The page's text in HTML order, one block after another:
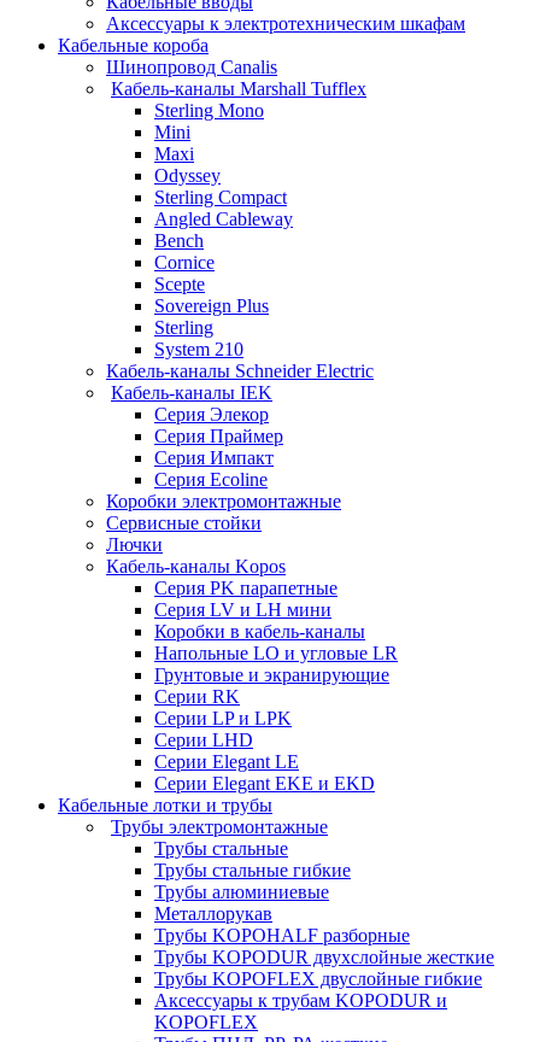
Аксессуары к электротехническим шкафам
Кабельные короба
Шинопровод Canalis
Кабель-каналы Marshall Tufflex
Sterling Mono
Mini
Maxi
Odyssey
Sterling Compact
Angled Cableway
Bench
Cornice
Scepte
Sovereign Plus
Sterling
System 210
Кабель-каналы Schneider Electric
Кабель-каналы IEK
Серия Элекор
Серия Праймер
Серия Импакт
Серия Ecoline
Коробки электромонтажные
Сервисные стойки
Лючки
Кабель-каналы Kopos
Серия PK парапетные
Серия LV и LH мини
Коробки в кабель-каналы
Напольные LO и угловые LR
Грунтовые и экранирующие
Серии RK
Серии LP и LPK
Серии LHD
Серии Elegant LE
Серии Elegant EKE и EKD
Кабельные лотки и трубы
Трубы электромонтажные
Трубы стальные
Трубы стальные гибкие
Трубы алюминиевые
Металлорукав
Трубы KOPOHALF разборные
Трубы KOPODUR двухслойные жесткие
Трубы KOPOFLEX двуслойные гибкие
Аксессуары к трубам KOPODUR и
KOPOFLEX